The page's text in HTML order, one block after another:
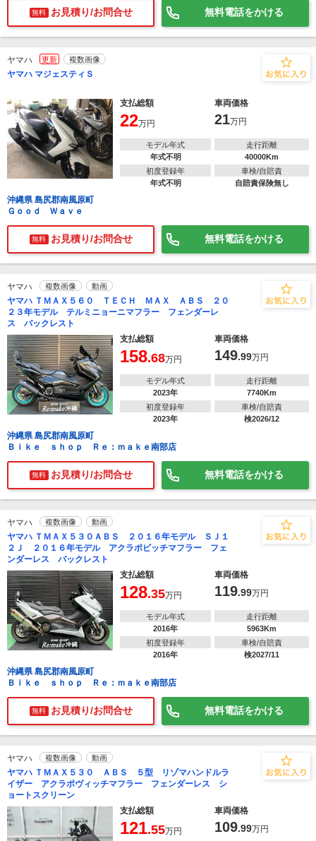
無料 お見積り/お問合せ 無料電話をかける
ヤマハ 更新 複数画像
ヤマハ マジェスティＳ
支払総額 車両価格
22万円 21万円
モデル年式
年式不明
走行距離
40000Km
初度登録年
年式不明
車検/自賠責
自賠責保険無し
沖縄県 島尻郡南風原町
Ｇｏｏｄ Ｗａｖｅ
無料 お見積り/お問合せ 無料電話をかける
ヤマハ 複数画像 動画
ヤマハ ＴＭＡＸ５６０ ＴＥＣＨ ＭＡＸ ＡＢＳ ２０
２３年モデル テルミニョーニマフラー フェンダーレ
ス バックレスト
支払総額
車両価格
158.68万円 149.99万円
モデル年式
2023年
走行距離
7740Km
初度登録年
2023年
車検/自賠責
検2026/12
沖縄県 島尻郡南風原町
Ｂｉｋｅ ｓｈｏｐ Ｒｅ：ｍａｋｅ南部店
無料 お見積り/お問合せ 無料電話をかける
ヤマハ 複数画像 動画
ヤマハ ＴＭＡＸ５３０ＡＢＳ ２０１６年モデル ＳＪ１
２Ｊ ２０１６年モデル アクラポビッチマフラー フェ
ンダーレス バックレスト
支払総額
車両価格
128.35万円 119.99万円
モデル年式
2016年
走行距離
5963Km
初度登録年
2016年
車検/自賠責
検2027/11
沖縄県 島尻郡南風原町
Ｂｉｋｅ ｓｈｏｐ Ｒｅ：ｍａｋｅ南部店
無料 お見積り/お問合せ 無料電話をかける
ヤマハ 複数画像 動画
ヤマハ ＴＭＡＸ５３０ ＡＢＳ ５型 リゾマハンドルラ
イザー アクラポヴィッチマフラー フェンダーレス シ
ョートスクリーン
支払総額
車両価格
121.55万円 109.99万円